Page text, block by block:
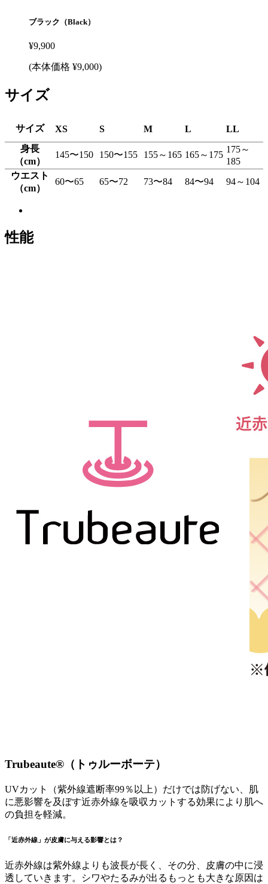
ブラック（Black）
¥9,900
(本体価格 ¥9,000)
サイズ
サイズ XS S M L
LL
身長
（cm）
145〜150 150〜155 155～165 165～175
175～
185
ウエスト
（cm）
60〜65 65〜72 73〜84 84〜94 94～104
性能
Trubeaute®️（トゥルーボーテ）
UVカット（紫外線遮断率99％以上）だけでは防げない、肌
に悪影響を及ぼす近赤外線を吸収カットする効果により肌へ
の負担を軽減。
「近赤外線」が皮膚に与える影響とは？
近赤外線は紫外線よりも波長が長く、その分、皮膚の中に浸
透していきます。シワやたるみが出るもっとも大きな原因は